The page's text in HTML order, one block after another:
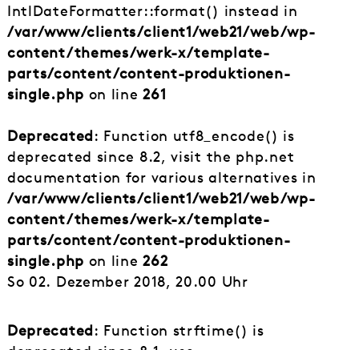
IntlDateFormatter::format() instead in
/var/www/clients/client1/web21/web/wp-
content/themes/werk-x/template-
parts/content/content-produktionen-
single.php on line261
Deprecated: Function utf8_encode() is
deprecated since 8.2, visit the php.net
documentation for various alternatives in
/var/www/clients/client1/web21/web/wp-
content/themes/werk-x/template-
parts/content/content-produktionen-
single.php on line262
So 02. Dezember 2018, 20.00 Uhr
Deprecated: Function strftime() is